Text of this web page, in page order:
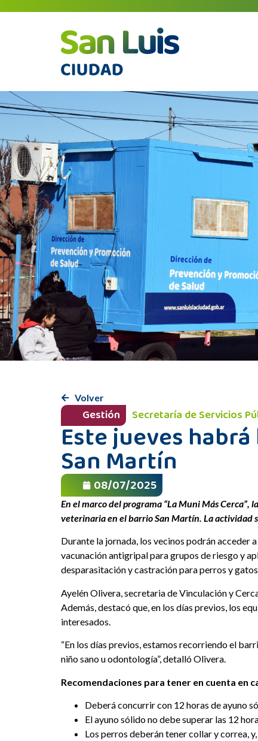
Volver
Gestión Secretaría de Servicios
Este jueves
San Martín
08/07/2025
En el marco del programa “La Muni Más
veterinaria en el barrio San Martín. La actividad
Durante la jornada, los vecinos podrán acceder
vacunación antigripal para grupos de riesgo y
desparasitación y castración para perros y
Ayelén Olivera, secretaria de Vinculación y
Además, destacó que, en los días previos, los
interesados.
“En los días previos, estamos recorriendo el
niño sano u odontología”, detalló Olivera.
Recomendaciones para tener en cuenta en
Deberá concurrir con 12 horas de ayuno
El ayuno sólido no debe superar las 12
Los perros deberán tener collar y correa,